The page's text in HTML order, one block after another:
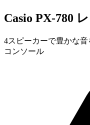
Casio PX-780
4スピーカーで豊かな
コンソール